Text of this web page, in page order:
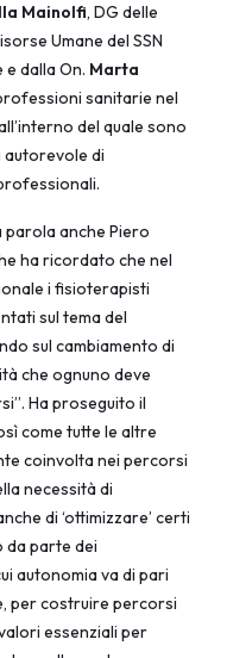
Mainolfi, DG delle
Umane del SSN
dalla On. Marta
sanitarie nel
del quale sono
di
parola anche Piero
ha ricordato che nel
i fisioterapisti
sul tema del
sul cambiamento di
che ognuno deve
Ha proseguito il
come tutte le altre
coinvolta nei percorsi
necessità di
di ‘ottimizzare’ certi
da parte dei
autonomia va di pari
per costruire percorsi
essenziali per